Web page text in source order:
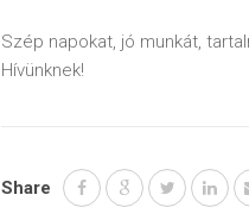
Szép napokat, jó munkát,
Hívünknek!
Share